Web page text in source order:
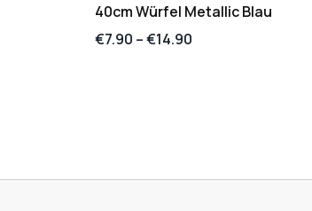
40cm Würfel Metallic Blau
€7.90 –€14.90